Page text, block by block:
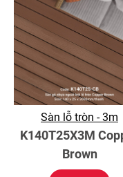
Sàn lỗ tròn - 3m
K140T25X3M
Brown